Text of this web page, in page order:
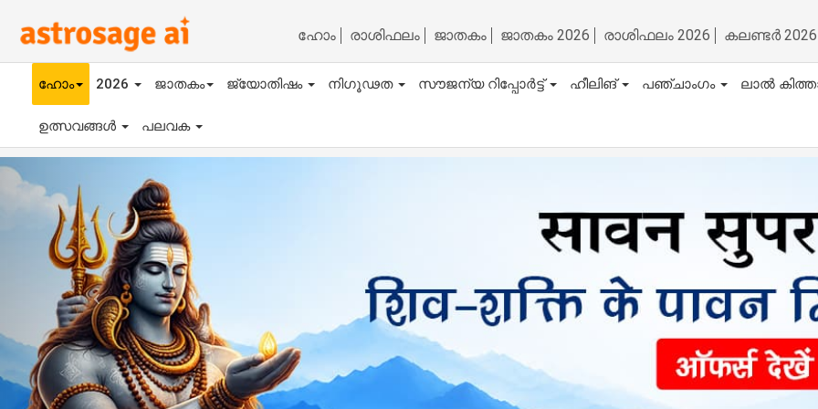
ഹോം രാശിഫലം ജാതകം ജാതകം 2026 രാശിഫലം 2026 കലണ്ടർ 2026
ഹോം 2026 ജാതകം ജ്യോതിഷം നിഗൂഢത സൗജന്യ റിപ്പോർട്ട് ഹീലിങ് പഞ്ചാംഗം ലാൽ
ഉത്സവങ്ങൾ പലവക
Previous